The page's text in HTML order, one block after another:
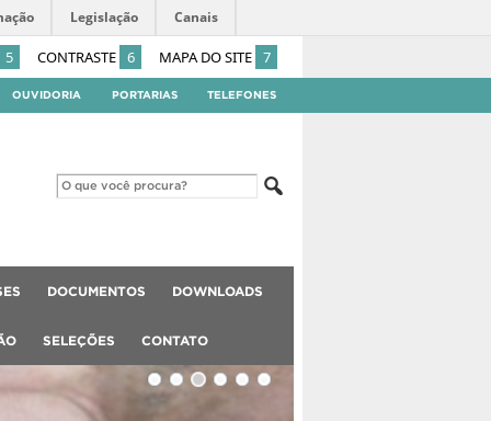
5 CONTRASTE 6 MAPA DO SITE 7
Legislação Canais
OUVIDORIA PORTARIAS TELEFONES
DOCUMENTOS DOWNLOADS
SELEÇÕES CONTATO